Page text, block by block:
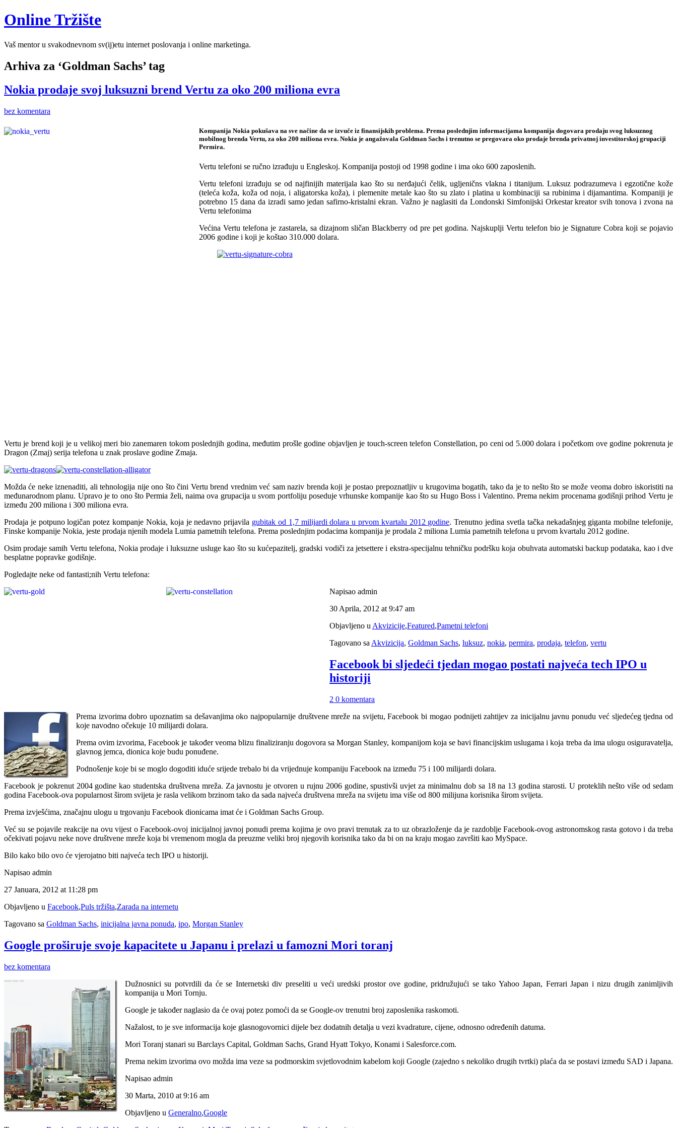
Online Tržište
Vaš mentor u svakodnevnom sv(ij)etu internet poslovanja i online marketinga.
Arhiva za ‘Goldman Sachs’ tag
Nokia prodaje svoj luksuzni brend Vertu za oko 200 miliona evra
bez komentara
Kompanija Nokia pokušava na sve načine da se izvuče iz finansijskih problema. Prema poslednjim informacijama kompanija dogovara prodaju svog luksuznog
mobilnog brenda Vertu, za oko 200 miliona evra. Nokia je angažovala Goldman Sachs i trenutno se pregovara oko prodaje brenda privatnoj investitorskoj grupaciji
Permira.
Vertu telefoni se ručno izrađuju u Engleskoj. Kompanija postoji od 1998 godine i ima oko 600 zaposlenih.
Vertu telefoni izrađuju se od najfinijih materijala kao što su nerđajući čelik, ugljeničns vlakna i titanijum. Luksuz podrazumeva i egzotične kože
(teleća koža, koža od noja, i aligatorska koža), i plemenite metale kao što su zlato i platina u kombinaciji sa rubinima i dijamantima. Kompaniji je
potrebno 15 dana da izradi samo jedan safirno-kristalni ekran. Važno je naglasiti da Londonski Simfonijski Orkestar kreator svih tonova i zvona na
Vertu telefonima
Većina Vertu telefona je zastarela, sa dizajnom sličan Blackberry od pre pet godina. Najskuplji Vertu telefon bio je Signature Cobra koji se pojavio
2006 godine i koji je koštao 310.000 dolara.
Vertu je brend koji je u velikoj meri bio zanemaren tokom poslednjih godina, međutim prošle godine objavljen je touch-screen telefon Constellation, po ceni od 5.000 dolara i početkom ove godine pokrenuta je
Dragon (Zmaj) serija telefona u znak proslave godine Zmaja.
Možda će neke iznenaditi, ali tehnologija nije ono što čini Vertu brend vrednim već sam naziv brenda koji je postao prepoznatljiv u krugovima bogatih, tako da je to nešto što se može veoma dobro iskoristiti na
međunarodnom planu. Upravo je to ono što Permia želi, naima ova grupacija u svom portfoliju poseduje vrhunske kompanije kao što su Hugo Boss i Valentino. Prema nekim procenama godišnji prihod Vertu je
između 200 miliona i 300 miliona evra.
Prodaja je potpuno logičan potez kompanje Nokia, koja je nedavno prijavila gubitak od 1,7 milijardi dolara u prvom kvartalu 2012 godine. Trenutno jedina svetla tačka nekadašnjeg giganta mobilne telefonije,
Finske kompanije Nokia, jeste prodaja njenih modela Lumia pametnih telefona. Prema poslednjim podacima kompanija je prodala 2 miliona Lumia pametnih telefona u prvom kvartalu 2012 godine.
Osim prodaje samih Vertu telefona, Nokia prodaje i luksuzne usluge kao što su kućepazitelj, gradski vodiči za jetsettere i ekstra-specijalnu tehničku podršku koja obuhvata automatski backup podataka, kao i dve
besplatne popravke godišnje.
Pogledajte neke od fantasti;nih Vertu telefona:
Napisao admin
30 Aprila, 2012 at 9:47 am
Objavljeno u Akvizicije,Featured,Pametni telefoni
Tagovano sa Akvizicija, Goldman Sachs, luksuz, nokia, permira, prodaja, telefon, vertu
Facebook bi sljedeći tjedan mogao postati najveća tech IPO u
historiji
2 0 komentara
Prema izvorima dobro upoznatim sa dešavanjima oko najpopularnije društvene mreže na svijetu, Facebook bi mogao podnijeti zahtijev za inicijalnu javnu ponudu već sljedećeg tjedna od
koje navodno očekuje 10 milijardi dolara.
Prema ovim izvorima, Facebook je također veoma blizu finaliziranju dogovora sa Morgan Stanley, kompanijom koja se bavi financijskim uslugama i koja treba da ima ulogu osiguravatelja,
glavnog jemca, dionica koje budu ponuđene.
Podnošenje koje bi se moglo dogoditi iduće srijede trebalo bi da vrijednuje kompaniju Facebook na između 75 i 100 milijardi dolara.
Facebook je pokrenut 2004 godine kao studentska društvena mreža. Za javnostu je otvoren u rujnu 2006 godine, spustivši uvjet za minimalnu dob sa 18 na 13 godina starosti. U proteklih nešto više od sedam
godina Facebook-ova popularnost širom svijeta je rasla velikom brzinom tako da sada najveća društvena mreža na svijetu ima više od 800 milijuna korisnika širom svijeta.
Prema izvješćima, značajnu ulogu u trgovanju Facebook dionicama imat će i Goldman Sachs Group.
Već su se pojavile reakcije na ovu vijest o Facebook-ovoj inicijalnoj javnoj ponudi prema kojima je ovo pravi trenutak za to uz obrazloženje da je razdoblje Facebook-ovog astronomskog rasta gotovo i da treba
očekivati pojavu neke nove društvene mreže koja bi vremenom mogla da preuzme veliki broj njegovih korisnika tako da bi on na kraju mogao završiti kao MySpace.
Bilo kako bilo ovo će vjerojatno biti najveća tech IPO u historiji.
Napisao admin
27 Januara, 2012 at 11:28 pm
Objavljeno u Facebook,Puls tržišta,Zarada na internetu
Tagovano sa Goldman Sachs, inicijalna javna ponuda, ipo, Morgan Stanley
Google proširuje svoje kapacitete u Japanu i prelazi u famozni Mori toranj
bez komentara
Dužnosnici su potvrdili da će se Internetski div preseliti u veći uredski prostor ove godine, pridružujući se tako Yahoo Japan, Ferrari Japan i nizu drugih zanimljivih
kompanija u Mori Tornju.
Google je također naglasio da će ovaj potez pomoći da se Google-ov trenutni broj zaposlenika raskomoti.
Nažalost, to je sve informacija koje glasnogovornici dijele bez dodatnih detalja u vezi kvadrature, cijene, odnosno određenih datuma.
Mori Toranj stanari su Barclays Capital, Goldman Sachs, Grand Hyatt Tokyo, Konami i Salesforce.com.
Prema nekim izvorima ovo možda ima veze sa podmorskim svjetlovodnim kabelom koji Google (zajedno s nekoliko drugih tvrtki) plaća da se postavi između SAD i Japana.
Napisao admin
30 Marta, 2010 at 9:16 am
Objavljeno u Generalno,Google